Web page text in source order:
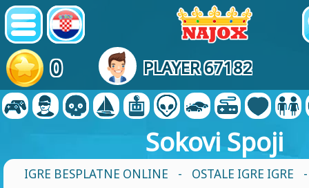
0 PLAYER 67182
Sokovi Spoji
IGRE BESPLATNE ONLINE - OSTALE IGRE IGRE